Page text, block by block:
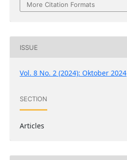
More Citation Formats
ISSUE
Vol. 8 No. 2 (2024): Oktober 2024
SECTION
Articles